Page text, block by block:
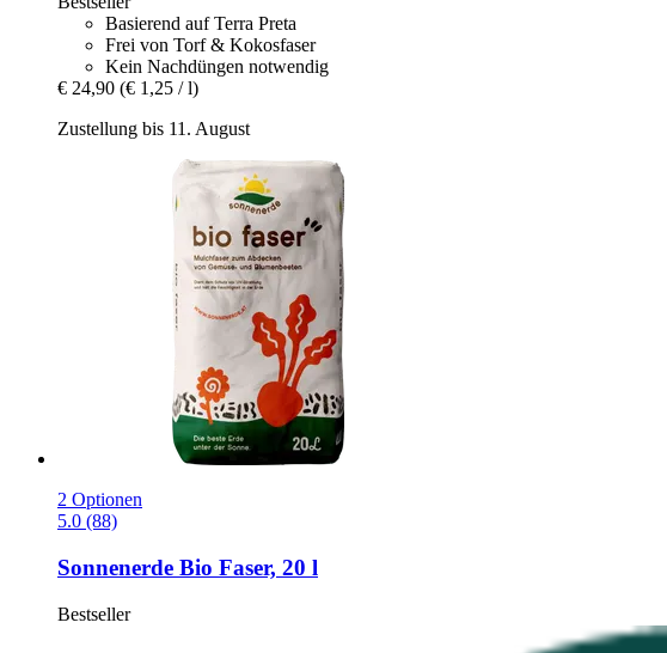
Basierend auf Terra Preta
Frei von Torf & Kokosfaser
Kein Nachdüngen notwendig
€ 24,90 (€ 1,25 / l)
Zustellung bis 11. August
2 Optionen
5.0 (88)
Sonnenerde Bio Faser, 20 l
Bestseller